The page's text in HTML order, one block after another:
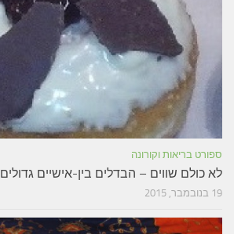
ספורט בריאות וקורונה
לא כולם שווים – הבדלים בין-אישיים
19 בנובמבר, 2015